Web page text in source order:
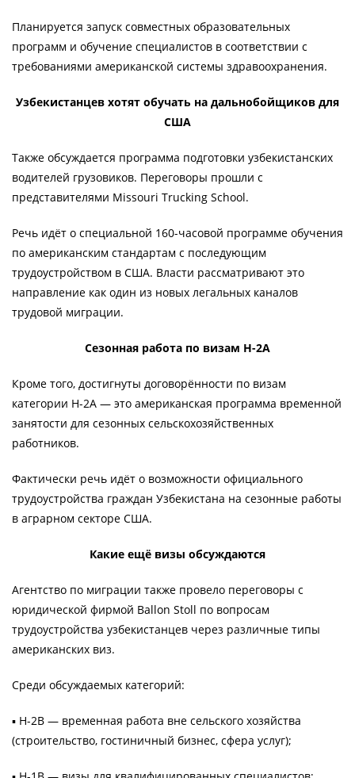
Планируется запуск совместных образовательных
программ и обучение специалистов в соответствии с
требованиями американской системы здравоохранения.
Узбекистанцев хотят обучать на дальнобойщиков для
США
Также обсуждается программа подготовки узбекистанских
водителей грузовиков. Переговоры прошли с
представителями Missouri Trucking School.
Речь идёт о специальной 160-часовой программе обучения
по американским стандартам с последующим
трудоустройством в США. Власти рассматривают это
направление как один из новых легальных каналов
трудовой миграции.
Сезонная работа по визам H-2A
Кроме того, достигнуты договорённости по визам
категории H-2A — это американская программа временной
занятости для сезонных сельскохозяйственных
работников.
Фактически речь идёт о возможности официального
трудоустройства граждан Узбекистана на сезонные работы
в аграрном секторе США.
Какие ещё визы обсуждаются
Агентство по миграции также провело переговоры с
юридической фирмой Ballon Stoll по вопросам
трудоустройства узбекистанцев через различные типы
американских виз.
Среди обсуждаемых категорий:
▪️ H-2B — временная работа вне сельского хозяйства
(строительство, гостиничный бизнес, сфера услуг);